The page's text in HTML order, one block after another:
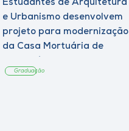
Estudantes de Arquitetura
e Urbanismo desenvolvem
projeto para modernização
da Casa Mortuária de
Graduação